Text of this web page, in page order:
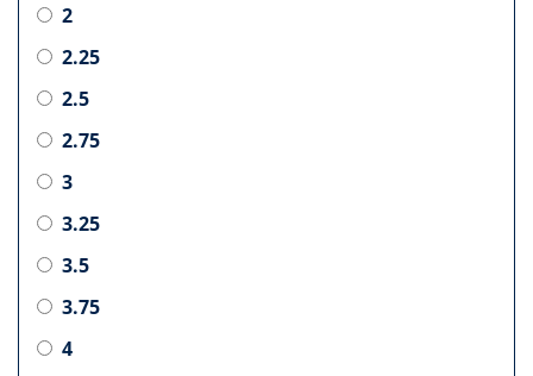
2
2.25
2.5
2.75
3
3.25
3.5
3.75
4